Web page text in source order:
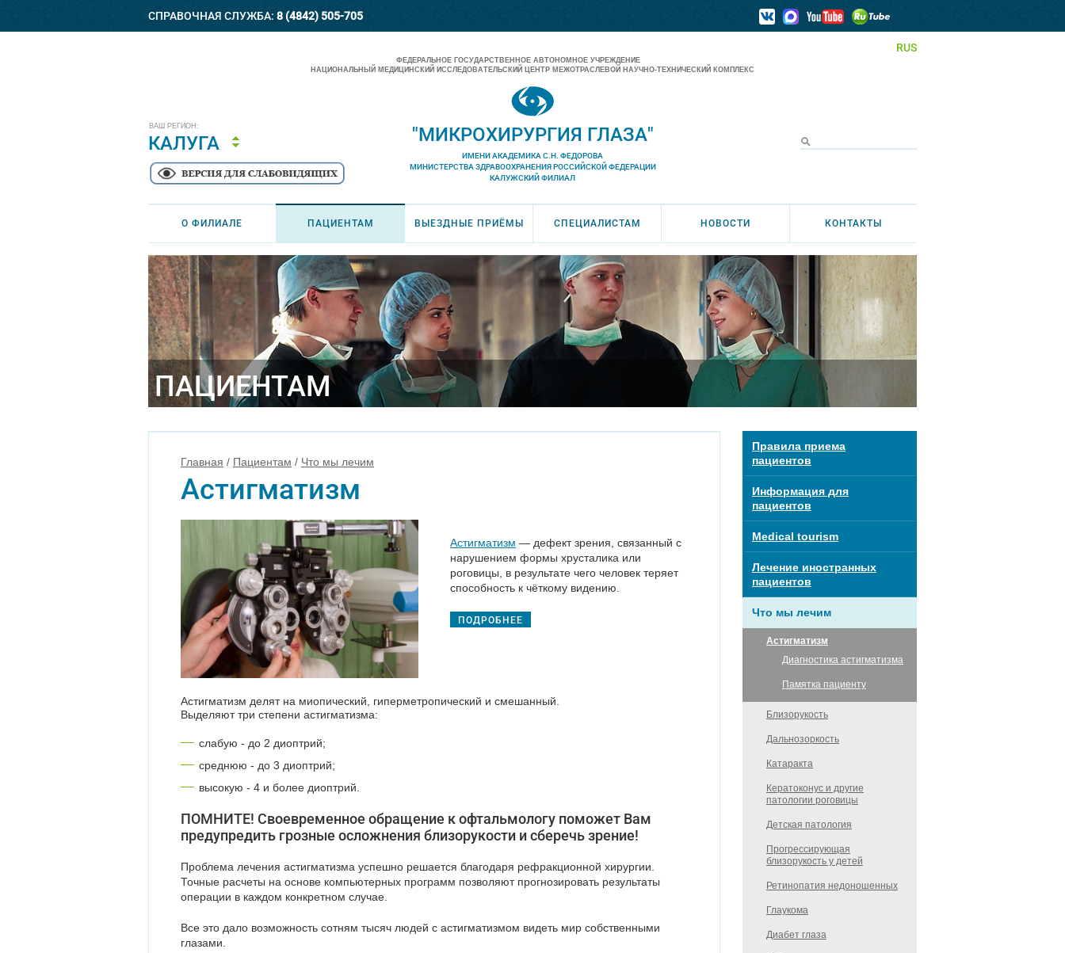
СПРАВОЧНАЯ СЛУЖБА: 8 (4842) 505-705
RUS
ВАШ РЕГИОН:
КАЛУГА
ФЕДЕРАЛЬНОЕ ГОСУДАРСТВЕННОЕ АВТОНОМНОЕ УЧРЕЖДЕНИЕ
НАЦИОНАЛЬНЫЙ МЕДИЦИНСКИЙ ИССЛЕДОВАТЕЛЬСКИЙ ЦЕНТР МЕЖОТРАСЛЕВОЙ НАУЧНО-ТЕХНИЧЕСКИЙ КОМПЛЕКС
"МИКРОХИРУРГИЯ ГЛАЗА"
ИМЕНИ АКАДЕМИКА С.Н. ФЕДОРОВА
МИНИСТЕРСТВА ЗДРАВООХРАНЕНИЯ РОССИЙСКОЙ ФЕДЕРАЦИИ
КАЛУЖСКИЙ ФИЛИАЛ
О ФИЛИАЛЕ ПАЦИЕНТАМ ВЫЕЗДНЫЕ ПРИЁМЫ СПЕЦИАЛИСТАМ НОВОСТИ КОНТАКТЫ
ПАЦИЕНТАМ
Главная / Пациентам / Что мы лечим
Астигматизм
Астигматизм — дефект зрения, связанный с
нарушением формы хрусталика или
роговицы, в результате чего человек теряет
способность к чёткому видению.
ПОДРОБНЕЕ
Астигматизм делят на миопический, гиперметропический и смешанный.
Выделяют три степени астигматизма:
слабую - до 2 диоптрий;
среднюю - до 3 диоптрий;
высокую - 4 и более диоптрий.
ПОМНИТЕ! Своевременное обращение к офтальмологу поможет Вам
предупредить грозные осложнения близорукости и сберечь зрение!
Проблема лечения астигматизма успешно решается благодаря рефракционной хирургии.
Точные расчеты на основе компьютерных программ позволяют прогнозировать результаты
операции в каждом конкретном случае.
Все это дало возможность сотням тысяч людей с астигматизмом видеть мир собственными
глазами.
Правила приема
пациентов
Информация для
пациентов
Medical tourism
Лечение иностранных
пациентов
Что мы лечим
Астигматизм
Диагностика астигматизма
Памятка пациенту
Близорукость
Дальнозоркость
Катаракта
Кератоконус и другие
патологии роговицы
Детская патология
Прогрессирующая
близорукость у детей
Ретинопатия недоношенных
Глаукома
Диабет глаза